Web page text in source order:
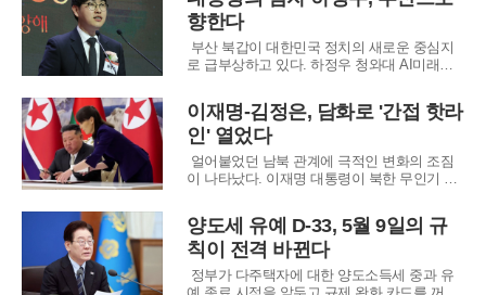
작스러운 부산 방문이 잠재적 보궐선거의 서막
을 올렸다.한동훈 전 대표의 행보가 이러한 관
측에
향한다
부산 북갑이 대한민국 정치의 새로운 중심지
로 급부상하고 있다. 하정우 청와대 AI미래기
물급 인사가 차기 보궐선거의 잠재적 후보로
거론되면서, 이곳은 순식간에 가장 뜨거운 격
전지로 변모했다.최근 양측의 움직임이 구체화
되면서 출마설은 점차 현실이 되는 분위기다.
하 수석
이재명-김정은, 담화로 '간접 핫라
인' 열었다
얼어붙었던 남북 관계에 극적인 변화의 조짐
이 나타났다. 이재명 대통령이 북한 무인기 침
로 신속하게 긍정적 반응을 내놓으며 대화 재
개의 기대감을 키우고 있다.정부는 즉각 환영
의 뜻을 밝히며 기대감을 감추지 않았다. 대통
령실은 이번 유감 표명이 한반도 긴장 완화를
위한 대
양도세 유예 D-33, 5월 9일의 규
칙이 전격 바뀐다
정부가 다주택자에 대한 양도소득세 중과 유